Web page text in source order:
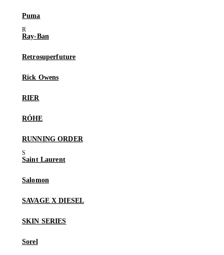
Puma
Ray-Ban
Retrosuperfuture
Rick Owens
RIER
RÓHE
RUNNING ORDER
Saint Laurent
Salomon
SAVAGE X DIESEL
SKIN SERIES
Sorel